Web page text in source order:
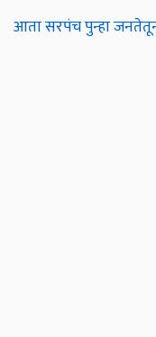
आता सरपंच पुन्हा